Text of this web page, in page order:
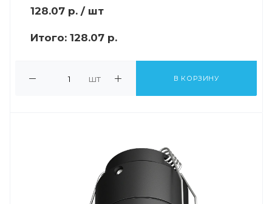
128.07 р. / шт
Итого: 128.07 р.
шт В КОРЗИНУ